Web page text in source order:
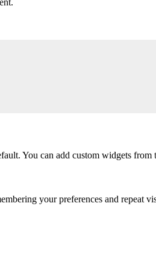
You can add custom widgets from
your preferences and